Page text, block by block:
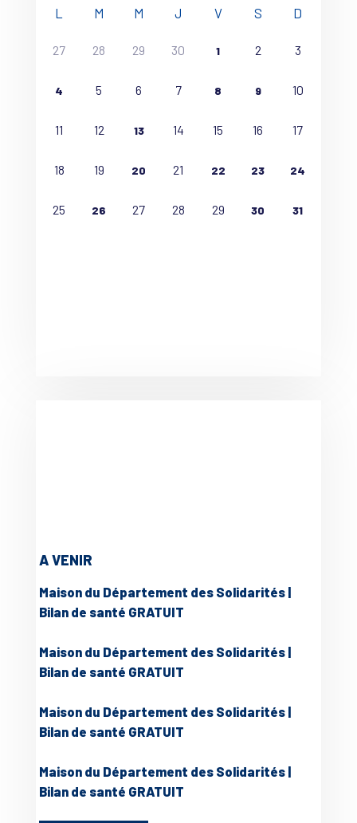
L M M J V S D
27 28 29 30 1 2 3
4 5 6 7 8 9 10
11 12 13 14 15 16 17
18 19 20 21 22 23 24
25 26 27 28 29 30 31
A VENIR
Maison du Département des Solidarités |
Bilan de santé GRATUIT
Maison du Département des Solidarités |
Bilan de santé GRATUIT
Maison du Département des Solidarités |
Bilan de santé GRATUIT
Maison du Département des Solidarités |
Bilan de santé GRATUIT